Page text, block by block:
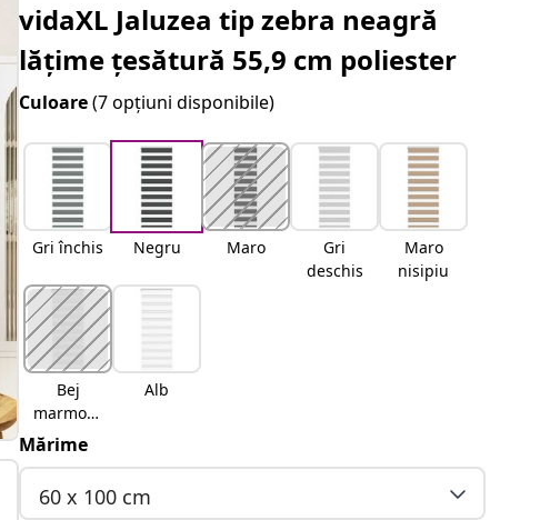
vidaXL Jaluzea tip zebra neagră
lățime țesătură 55,9 cm poliester
Culoare(7 opțiuni disponibile)
Gri închis Negru Maro
Gri
deschis
Maro
nisipiu
Bej
marmora
t
Alb
Mărime
60 x 100 cm